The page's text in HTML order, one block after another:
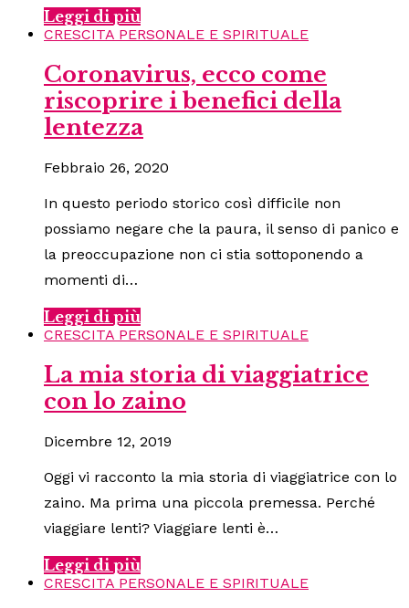
Leggi di più
CRESCITA PERSONALE E SPIRITUALE
Coronavirus, ecco come
riscoprire i benefici della
lentezza
Febbraio 26, 2020
In questo periodo storico così difficile non
possiamo negare che la paura, il senso di panico e
la preoccupazione non ci stia sottoponendo a
momenti di…
Leggi di più
CRESCITA PERSONALE E SPIRITUALE
La mia storia di viaggiatrice
con lo zaino
Dicembre 12, 2019
Oggi vi racconto la mia storia di viaggiatrice con lo
zaino. Ma prima una piccola premessa. Perché
viaggiare lenti? Viaggiare lenti è…
Leggi di più
CRESCITA PERSONALE E SPIRITUALE